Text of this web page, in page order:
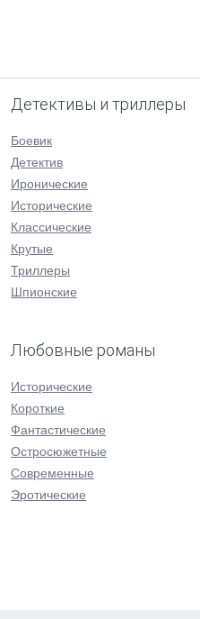
Детективы и триллеры
Боевик
Детектив
Иронические
Исторические
Классические
Крутые
Триллеры
Шпионские
Любовные романы
Исторические
Короткие
Фантастические
Остросюжетные
Современные
Эротические